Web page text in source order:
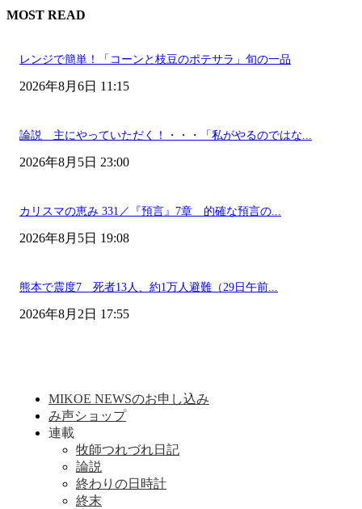
MOST READ
レンジで簡単！「コーンと枝豆のポテサラ」旬の一品
2026年8月6日 11:15
論説 主にやっていただく！・・・「私がやるのではな...
2026年8月5日 23:00
カリスマの恵み 331／『預言』7章 的確な預言の...
2026年8月5日 19:08
熊本で震度7 死者13人、約1万人避難（29日午前...
2026年8月2日 17:55
MIKOE NEWSのお申し込み
み声ショップ
連載
牧師つれづれ日記
論説
終わりの日時計
終末